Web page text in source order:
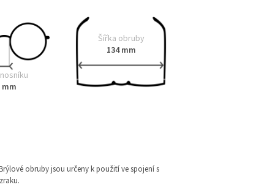
mm
Šířka obruby
134 mm
obruby jsou určeny k použití ve spojení s